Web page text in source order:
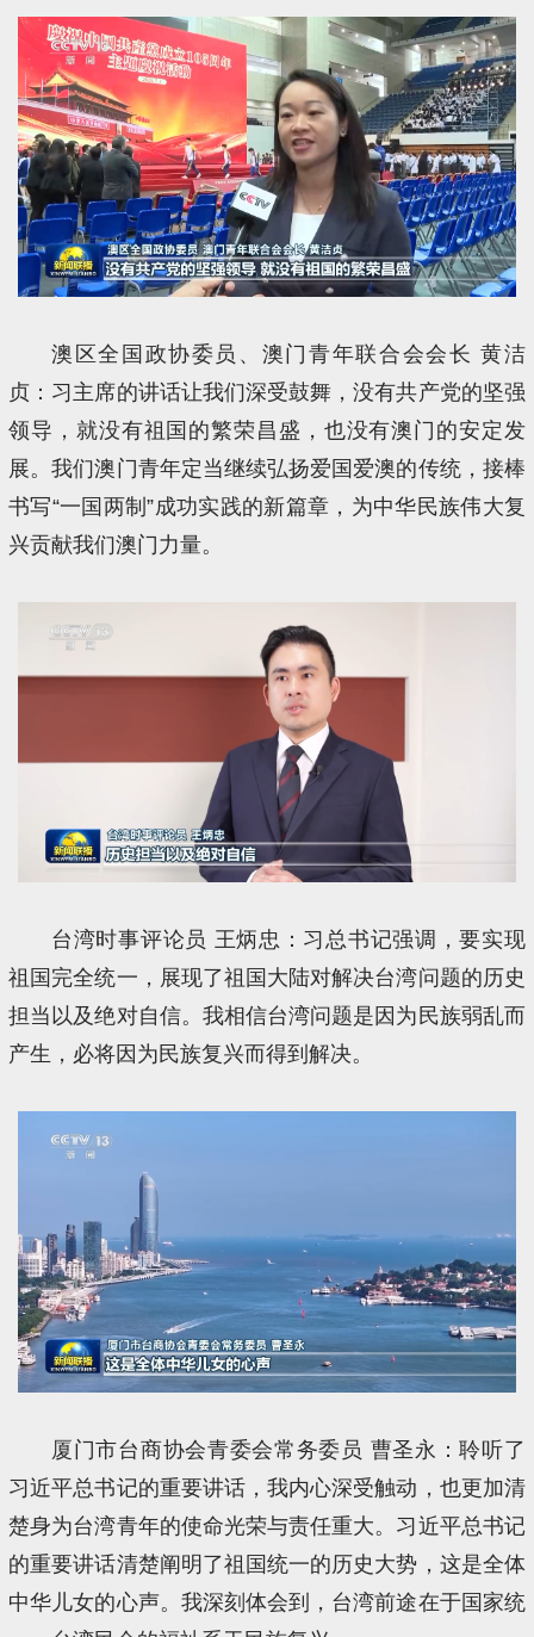
澳区全国政协委员、澳门青年联合会会长 黄洁
贞：习主席的讲话让我们深受鼓舞，没有共产党的坚强
领导，就没有祖国的繁荣昌盛，也没有澳门的安定发
展。我们澳门青年定当继续弘扬爱国爱澳的传统，接棒
书写“一国两制”成功实践的新篇章，为中华民族伟大复
兴贡献我们澳门力量。
台湾时事评论员 王炳忠：习总书记强调，要实现
祖国完全统一，展现了祖国大陆对解决台湾问题的历史
担当以及绝对自信。我相信台湾问题是因为民族弱乱而
产生，必将因为民族复兴而得到解决。
厦门市台商协会青委会常务委员 曹圣永：聆听了
习近平总书记的重要讲话，我内心深受触动，也更加清
楚身为台湾青年的使命光荣与责任重大。习近平总书记
的重要讲话清楚阐明了祖国统一的历史大势，这是全体
中华儿女的心声。我深刻体会到，台湾前途在于国家统